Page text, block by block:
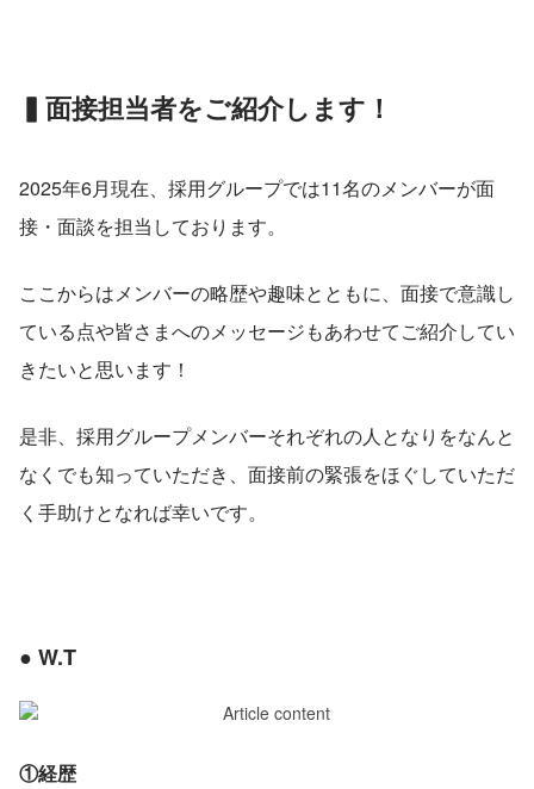
▍面接担当者をご紹介します！
2025年6月現在、採用グループでは11名のメンバーが面
接・面談を担当しております。
ここからはメンバーの略歴や趣味とともに、面接で意識し
ている点や皆さまへのメッセージもあわせてご紹介してい
きたいと思います！
是非、採用グループメンバーそれぞれの人となりをなんと
なくでも知っていただき、面接前の緊張をほぐしていただ
く手助けとなれば幸いです。
● W.T
①経歴